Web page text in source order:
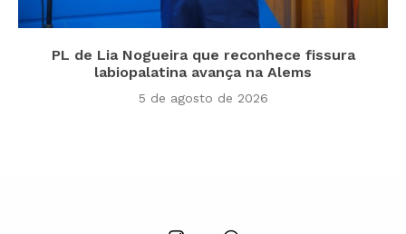
PL de Lia Nogueira que reconhece fissura
labiopalatina avança na Alems
5 de agosto de 2026